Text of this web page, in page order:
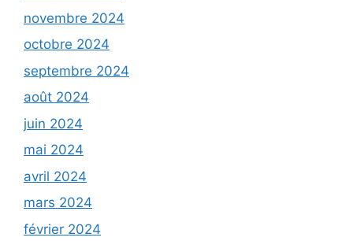
novembre 2024
octobre 2024
septembre 2024
août 2024
juin 2024
mai 2024
avril 2024
mars 2024
février 2024